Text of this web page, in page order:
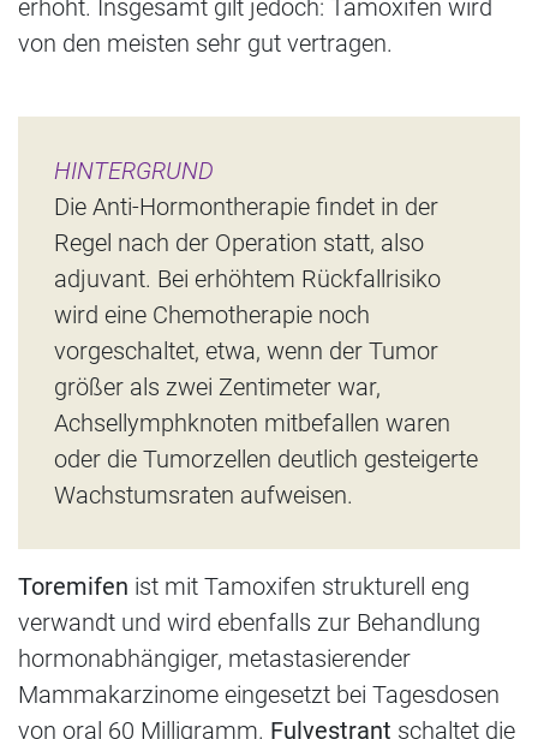
erhöht. Insgesamt gilt jedoch: Tamoxifen wird
von den meisten sehr gut vertragen.
HINTERGRUND
Die Anti-Hormontherapie findet in der
Regel nach der Operation statt, also
adjuvant. Bei erhöhtem Rückfallrisiko
wird eine Chemotherapie noch
vorgeschaltet, etwa, wenn der Tumor
größer als zwei Zentimeter war,
Achsellymphknoten mitbefallen waren
oder die Tumorzellen deutlich gesteigerte
Wachstumsraten aufweisen.
Toremifen ist mit Tamoxifen strukturell eng
verwandt und wird ebenfalls zur Behandlung
hormonabhängiger, metastasierender
Mammakarzinome eingesetzt bei Tagesdosen
von oral 60 Milligramm. Fulvestrant schaltet die